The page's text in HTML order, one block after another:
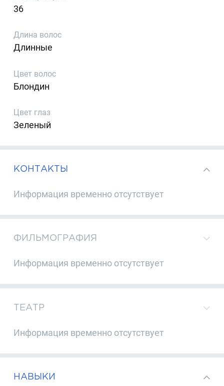
36
Длина волос
Длинные
Цвет волос
Блондин
Цвет глаз
Зеленый
КОНТАКТЫ
Информация временно отсутствует
ФИЛЬМОГРАФИЯ
Информация временно отсутствует
ТЕАТР
Информация временно отсутствует
НАВЫКИ